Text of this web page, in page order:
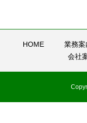
HOME 業務案
会社